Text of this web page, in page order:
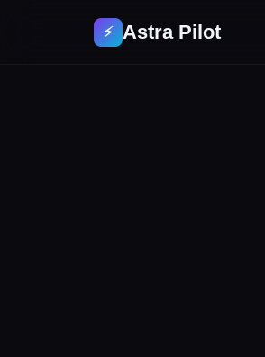
⚡ Astra Pilot